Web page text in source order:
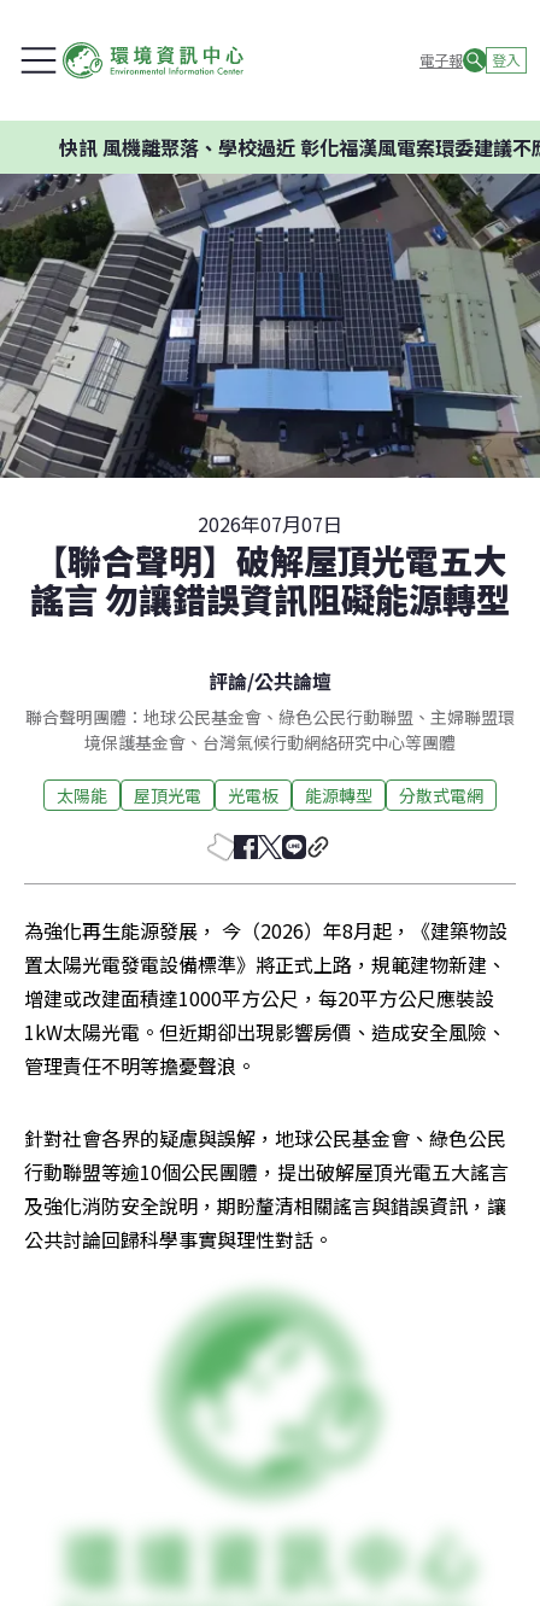
電子報 登入
風機離聚落、學校過近 彰化福漢風電案環委建議不應開發
2026年07月07日
【聯合聲明】破解屋頂光電五大
謠言 勿讓錯誤資訊阻礙能源轉型
評論/公共論壇
聯合聲明團體：地球公民基金會、綠色公民行動聯盟、主婦聯盟環
境保護基金會、台灣氣候行動網絡研究中心等團體
太陽能 屋頂光電 光電板 能源轉型 分散式電網
為強化再生能源發展， 今（2026）年8月起，《建築物設
置太陽光電發電設備標準》將正式上路，規範建物新建、
增建或改建面積達1000平方公尺，每20平方公尺應裝設
1kW太陽光電。但近期卻出現影響房價、造成安全風險、
管理責任不明等擔憂聲浪。
針對社會各界的疑慮與誤解，地球公民基金會、綠色公民
行動聯盟等逾10個公民團體，提出破解屋頂光電五大謠言
及強化消防安全說明，期盼釐清相關謠言與錯誤資訊，讓
公共討論回歸科學事實與理性對話。